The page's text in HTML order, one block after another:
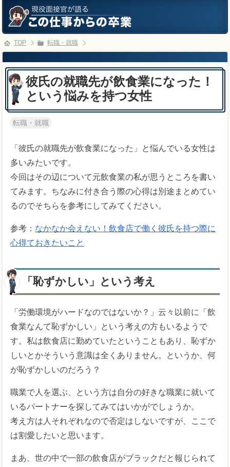
TOP 転職・就職
彼氏の就職先が飲食業になった！
という悩みを持つ女性
転職・就職
「彼氏の就職先が飲食業になった」と悩んでいる女性は
多いみたいです。
今回はその辺について元飲食業の私が思うところを書い
てみます。ちなみに付き合う際の心得は別途まとめてい
るのでそちらを参考にしてみてください。
参考： なかなか会えない！飲食店で働く彼氏を持つ際に
心得ておきたいこと
「恥ずかしい」という考え
「労働環境がハードなのではないか？」云々以前に「飲
食業なんて恥ずかしい」という考えの方もいるようで
す。私は飲食店に勤めていたということもあり、恥ずか
しいとかそういう意識は全くありません。というか、何
が恥ずかしいのだろう？
職業で人を選ぶ、という方は自分の好きな職業に就いて
いるパートナーを探してみてはいかがでしょうか。
考え方は人それぞれなので否定はしないですが、ここで
は割愛したいと思います。
まあ、世の中で一部の飲食店がブラックだと報じられて